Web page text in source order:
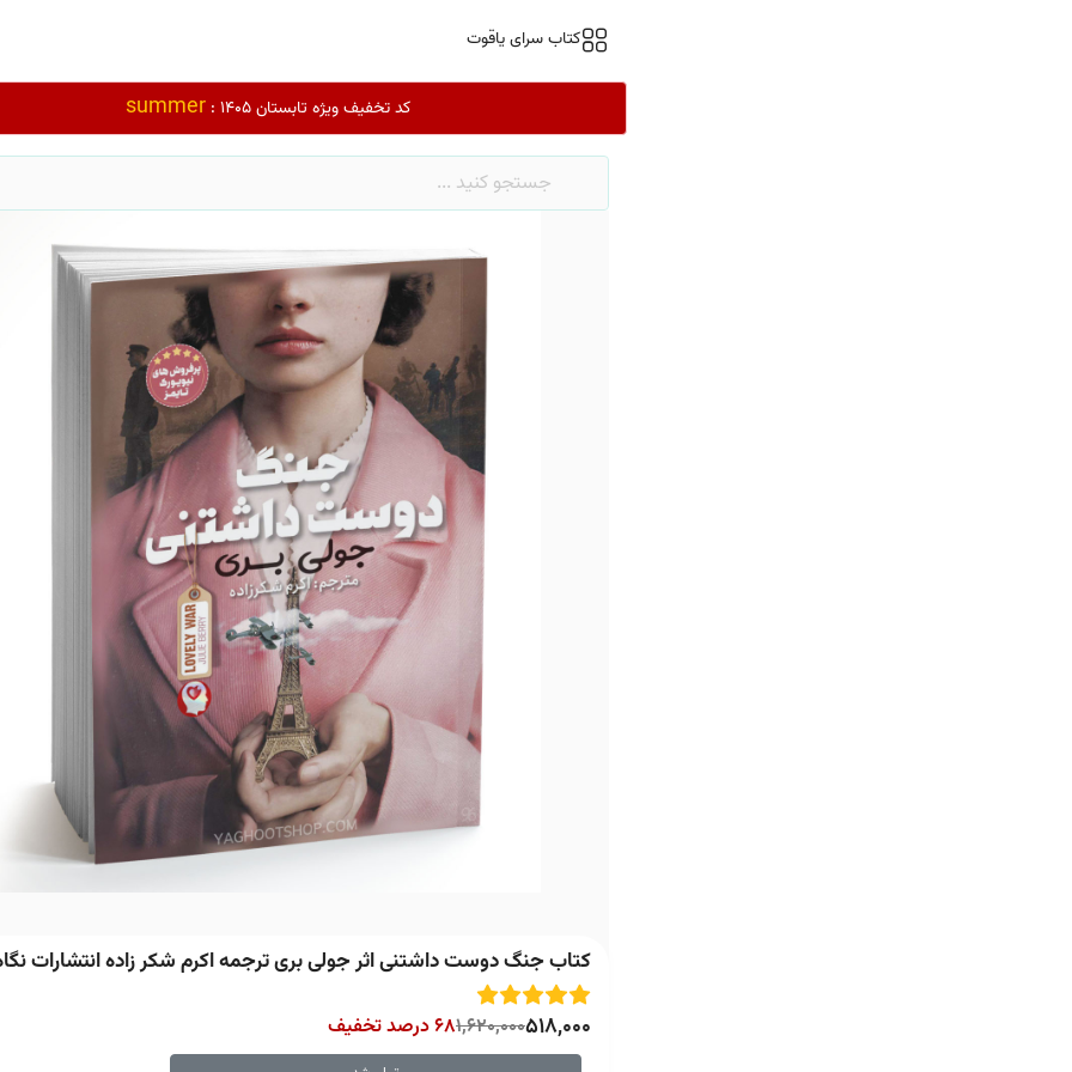
کتاب سرای یاقوت
کد تخفیف ویژه تابستان 1405 : summer
کتاب جنگ دوست داشتنی اثر جولی بری ترجمه اکرم شکر زاده انتشارات
518,000
1,620,00068 درصد تخفیف